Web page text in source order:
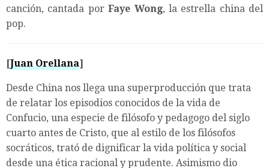
canción, cantada porFaye Wong, la estrella china del
pop.
[Juan Orellana]
Desde China nos llega una superproducción que trata
de relatar los episodios conocidos de la vida de
Confucio, una especie de filósofo y pedagogo del siglo
cuarto antes de Cristo, que al estilo de los filósofos
socráticos, trató de dignificar la vida política y social
desde una ética racional y prudente. Asimismo dio